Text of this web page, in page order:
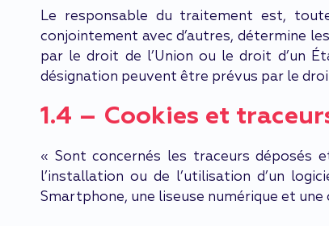
Le responsable du traitement est,
conjointement avec d’autres, détermine
par le droit de l’Union ou le droit d’un
désignation peuvent être prévus par le
1.4 – Cookies et
« Sont concernés les traceurs déposés
l’installation ou de l’utilisation d’un
Smartphone, une liseuse numérique et